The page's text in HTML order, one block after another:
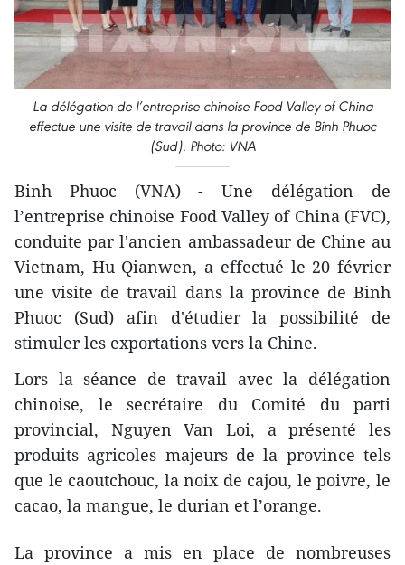
La délégation de l’entreprise chinoise Food Valley of China
effectue une visite de travail dans la province de Binh Phuoc
(Sud). Photo: VNA
Binh Phuoc (VNA) - Une délégation de
l’entreprise chinoise Food Valley of China (FVC),
conduite par l'ancien ambassadeur de Chine au
Vietnam, Hu Qianwen, a effectué le 20 février
une visite de travail dans la province de Binh
Phuoc (Sud) afin d'étudier la possibilité de
stimuler les exportations vers la Chine.
Lors la séance de travail avec la délégation
chinoise, le secrétaire du Comité du parti
provincial, Nguyen Van Loi, a présenté les
produits agricoles majeurs de la province tels
que le caoutchouc, la noix de cajou, le poivre, le
cacao, la mangue, le durian et l’orange.
La province a mis en place de nombreuses